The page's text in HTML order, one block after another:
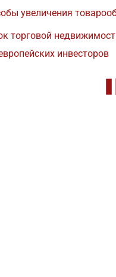
увеличения
торговой
инвесторов